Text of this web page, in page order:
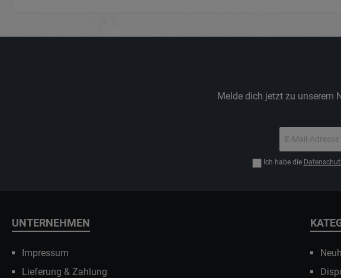
Melde dich jetzt zu unserem
Ich habe die
UNTERNEHMEN
Impressum
Lieferung & Zahlung